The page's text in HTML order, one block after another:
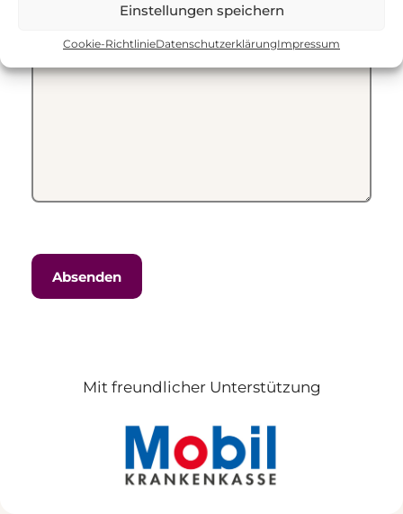
Einstellungen speichern
Cookie-RichtlinieDatenschutzerklärungImpressum
Mit freundlicher Unterstützung